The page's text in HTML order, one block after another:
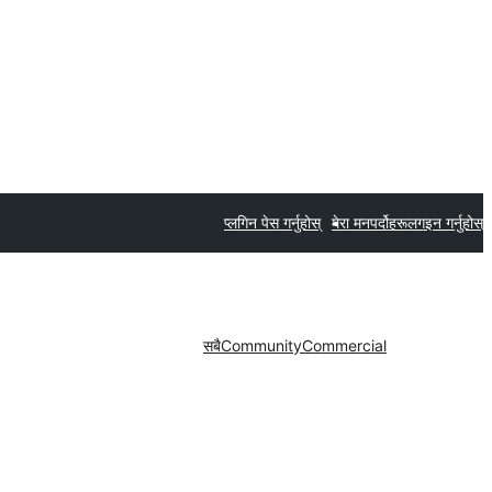
प्लगिन पेस गर्नुहोस् मेरा मनपर्दोहरूलगइन गर्नुहोस्
सबैCommunityCommercial